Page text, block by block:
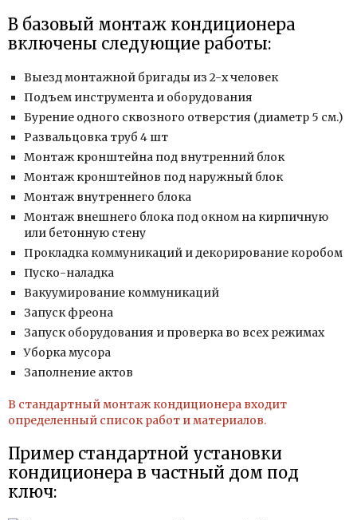
В базовый монтаж кондиционера
включены следующие работы:
Выезд монтажной бригады из 2-х человек
Подъем инструмента и оборудования
Бурение одного сквозного отверстия (диаметр 5 см.)
Развальцовка труб 4 шт
Монтаж кронштейна под внутренний блок
Монтаж кронштейнов под наружный блок
Монтаж внутреннего блока
Монтаж внешнего блока под окном на кирпичную
или бетонную стену
Прокладка коммуникаций и декорирование коробом
Пуско-наладка
Вакуумирование коммуникаций
Запуск фреона
Запуск оборудования и проверка во всех режимах
Уборка мусора
Заполнение актов
В стандартный монтаж кондиционера входит
определенный список работ и материалов.
Пример стандартной установки
кондиционера в частный дом под
ключ: